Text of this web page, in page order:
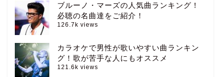
ブルーノ・マーズの人気曲ランキング！
必聴の名曲達をご紹介！
126.7k views
カラオケで男性が歌いやすい曲ランキン
グ！歌が苦手な人にもオススメ
121.6k views